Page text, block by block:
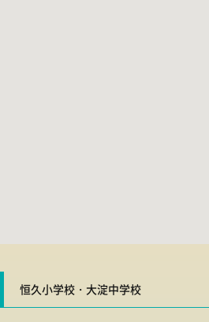
恒久小学校 ・ 大淀中学校